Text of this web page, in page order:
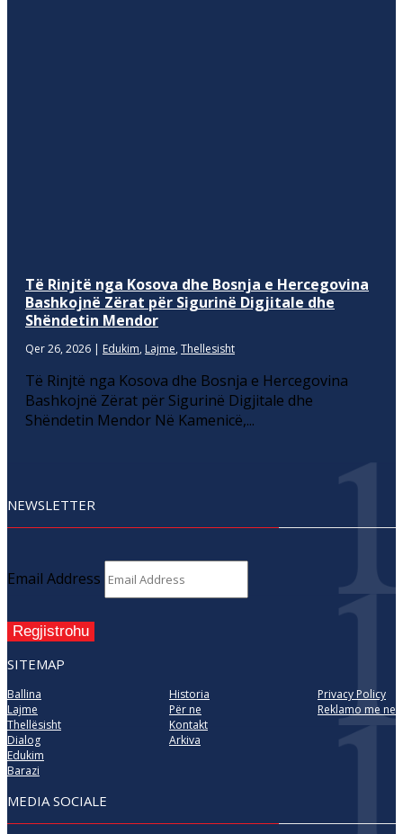
Të Rinjtë nga Kosova dhe Bosnja e Hercegovina
Bashkojnë Zërat për Sigurinë Digjitale dhe
Shëndetin Mendor
Qer 26, 2026 | Edukim, Lajme, Thellesisht
Të Rinjtë nga Kosova dhe Bosnja e Hercegovina
Bashkojnë Zërat për Sigurinë Digjitale dhe
Shëndetin Mendor Në Kamenicë,...
NEWSLETTER
Email Address
Regjistrohu
SITEMAP
Ballina
Lajme
Thellësisht
Dialog
Edukim
Barazi
Historia
Për ne
Kontakt
Arkiva
Privacy Policy
Reklamo me ne
MEDIA SOCIALE